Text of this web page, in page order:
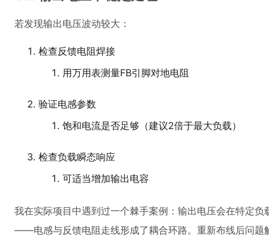
若发现输出电压波动较大：
检查反馈电阻焊接
用万用表测量FB引脚对地电阻
验证电感参数
饱和电流是否足够（建议2倍于最大负载）
检查负载瞬态响应
可适当增加输出电容
我在实际项目中遇到过一个棘手案例：输出电压会在特定
——电感与反馈电阻走线形成了耦合环路。重新布线后问题